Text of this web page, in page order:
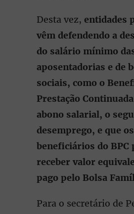
Desta vez, entidades
vêm defendendo a
do salário mínimo
aposentadorias e de
sociais, como o
Prestação Continuada
abono salarial, o
desemprego, e que
beneficiários do BPC
receber valor
pago pelo Bolsa
Para o secretário de